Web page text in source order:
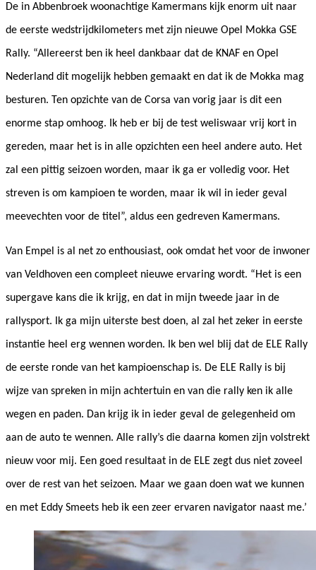
De in Abbenbroek woonachtige Kamermans kijk enorm uit naar
de eerste wedstrijdkilometers met zijn nieuwe Opel Mokka GSE
Rally. “Allereerst ben ik heel dankbaar dat de KNAF en Opel
Nederland dit mogelijk hebben gemaakt en dat ik de Mokka mag
besturen. Ten opzichte van de Corsa van vorig jaar is dit een
enorme stap omhoog. Ik heb er bij de test weliswaar vrij kort in
gereden, maar het is in alle opzichten een heel andere auto. Het
zal een pittig seizoen worden, maar ik ga er volledig voor. Het
streven is om kampioen te worden, maar ik wil in ieder geval
meevechten voor de titel”, aldus een gedreven Kamermans.
Van Empel is al net zo enthousiast, ook omdat het voor de inwoner
van Veldhoven een compleet nieuwe ervaring wordt. “Het is een
supergave kans die ik krijg, en dat in mijn tweede jaar in de
rallysport. Ik ga mijn uiterste best doen, al zal het zeker in eerste
instantie heel erg wennen worden. Ik ben wel blij dat de ELE Rally
de eerste ronde van het kampioenschap is. De ELE Rally is bij
wijze van spreken in mijn achtertuin en van die rally ken ik alle
wegen en paden. Dan krijg ik in ieder geval de gelegenheid om
aan de auto te wennen. Alle rally’s die daarna komen zijn volstrekt
nieuw voor mij. Een goed resultaat in de ELE zegt dus niet zoveel
over de rest van het seizoen. Maar we gaan doen wat we kunnen
en met Eddy Smeets heb ik een zeer ervaren navigator naast me.’